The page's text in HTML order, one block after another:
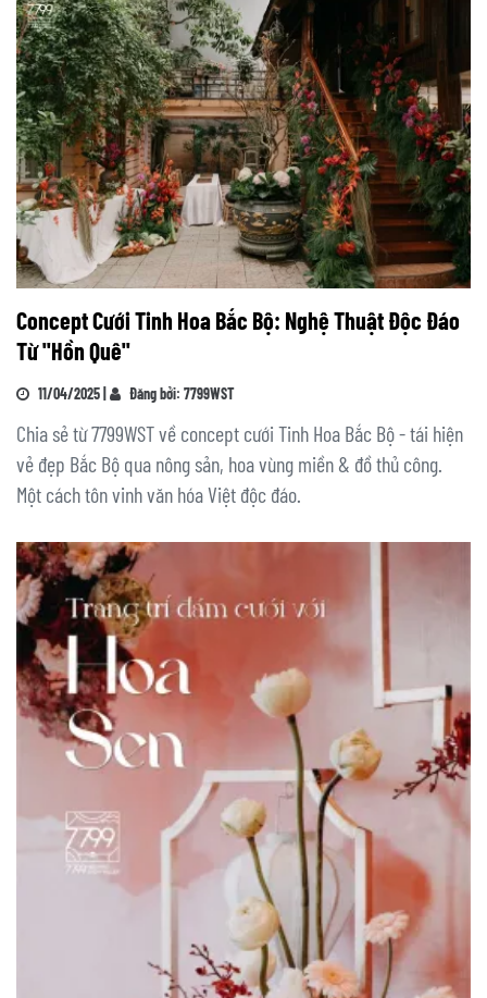
Concept Cưới Tinh Hoa Bắc Bộ: Nghệ Thuật Độc Đáo
Từ "Hồn Quê"
11/04/2025 | Đăng bởi: 7799WST
Chia sẻ từ 7799WST về concept cưới Tinh Hoa Bắc Bộ - tái hiện
vẻ đẹp Bắc Bộ qua nông sản, hoa vùng miền & đồ thủ công.
Một cách tôn vinh văn hóa Việt độc đáo.